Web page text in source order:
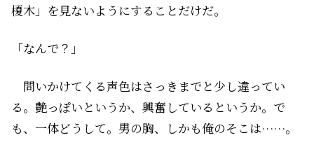
榎木」を見ないようにすることだけだ。
「なんで？」
問いかけてくる声色はさっきまでと少し違ってい
る。艶っぽいというか、興奮しているというか。で
も、一体どうして。男の胸、しかも俺のそこは……。